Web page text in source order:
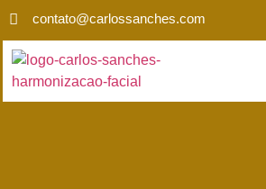
contato@carlossanches.com